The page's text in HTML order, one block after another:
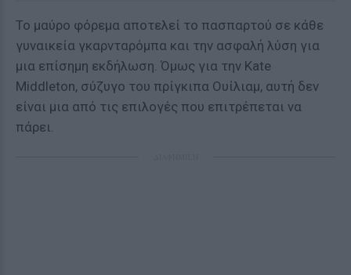
Το μαύρο φόρεμα αποτελεί το πασπαρτού σε κάθε
γυναικεία γκαρνταρόμπα και την ασφαλή λύση για
μια επίσημη εκδήλωση. Όμως για την Kate
Middleton, σύζυγο του πρίγκιπα Ουίλιαμ, αυτή δεν
είναι μια από τις επιλογές που επιτρέπεται να
πάρει.